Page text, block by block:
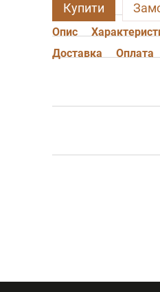
Купити
Опис
Доставка
Оплата